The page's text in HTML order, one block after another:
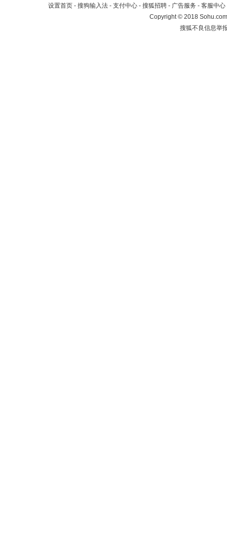
设置首页 - 搜狗输入法 - 支付中心 - 搜狐招聘 - 广告服务 - 客服中心
Copyright©2018
搜狐不良信息举